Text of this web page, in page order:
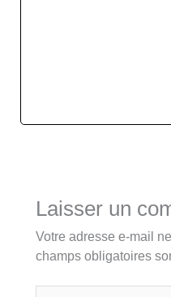
Laisser un
Votre adresse e-mail
champs obligatoires